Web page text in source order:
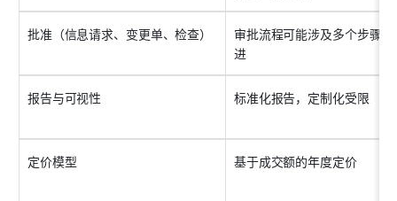
批准（信息请求、变更单、检查）
审批流程可能涉及多个步骤
进
报告与可视性 标准化报告，定制化受限
定价模型 基于成交额的年度定价